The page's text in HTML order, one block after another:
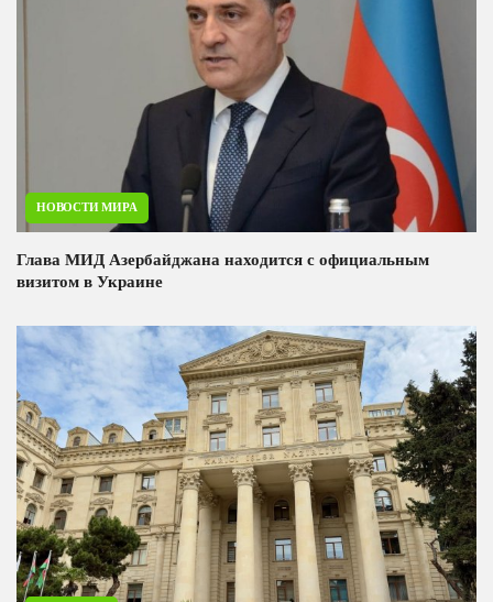
НОВОСТИ МИРА
Глава МИД Азербайджана находится с официальным
визитом в Украине